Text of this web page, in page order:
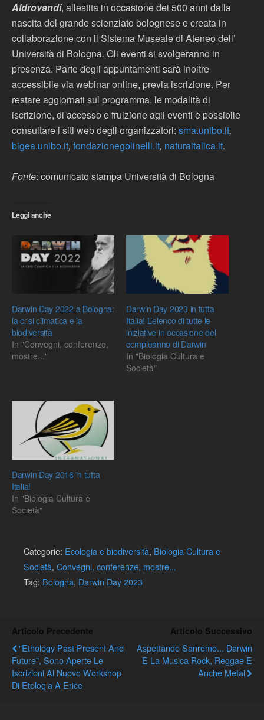
Aldrovandi, allestita in occasione dei 500 anni dalla
nascita del grande scienziato bolognese e creata in
collaborazione con il Sistema Museale di Ateneo dell’
Università di Bologna. Gli eventi si svolgeranno in
presenza. Parte degli appuntamenti sarà inoltre
accessibile via webinar online, previa iscrizione. Per
restare aggiornati sul programma, le modalità di
iscrizione, di accesso e fruizione agli eventi è possibile
consultare i siti web degli organizzatori: sma.unibo.it,
bigea.unibo.it, fondazionegolinelli.it, naturaitalica.it.
Fonte: comunicato stampa Università di Bologna
Leggi anche
Darwin Day 2022 a Bologna:
la crisi climatica e la
biodiversità
In "Convegni, conferenze,
mostre..."
Darwin Day 2023 in tutta
Italia! L’elenco di tutte le
iniziative in occasione del
compleanno di Darwin
In "Biologia Cultura e
Società"
Darwin Day 2016 in tutta
Italia!
In "Biologia Cultura e
Società"
Categorie: Ecologia e biodiversità, Biologia Cultura e
Società, Convegni, conferenze, mostre...
Tag: Bologna, Darwin Day 2023
Articolo Precedente
"Ethology Past Present And
Future", Sono Aperte Le
Iscrizioni Al Nuovo Workshop
Di Etologia A Erice
Articolo Successivo
Aspettando Sanremo... Darwin
E La Musica Rock, Reggae E
Anche Metal